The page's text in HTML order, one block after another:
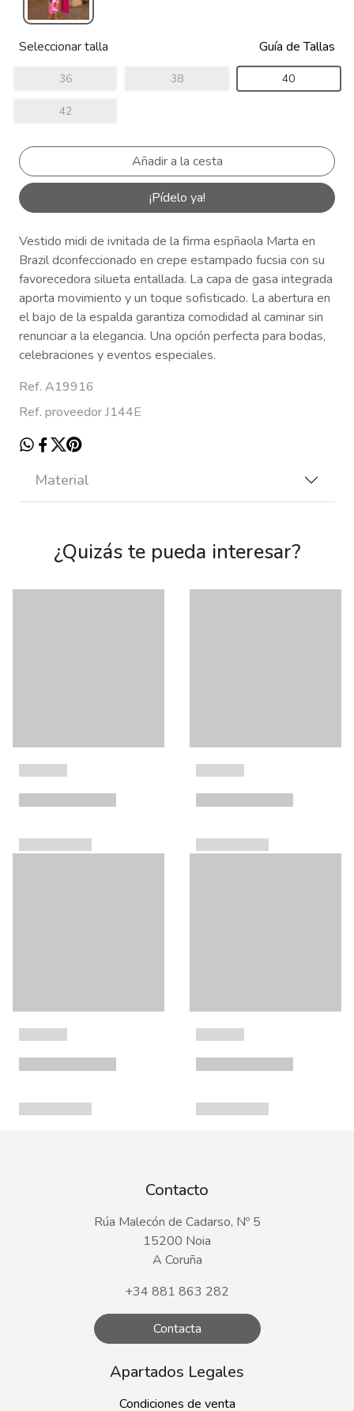
Seleccionar talla Guía de Tallas
36 38 40
42
¡Pídelo ya!
Vestido midi de ivnitada de la firma espñaola Marta en
Brazil dconfeccionado en crepe estampado fucsia con su
favorecedora silueta entallada. La capa de gasa integrada
aporta movimiento y un toque sofisticado. La abertura en
el bajo de la espalda garantiza comodidad al caminar sin
renunciar a la elegancia. Una opción perfecta para bodas,
celebraciones y eventos especiales.
Ref. A19916
Ref. proveedor J144E
Material
¿Quizás te pueda interesar?
Contacto
Rúa Malecón de Cadarso, Nº 5
15200 Noia
A Coruña
+34 881 863 282
Contacta
Apartados Legales
Condiciones de venta